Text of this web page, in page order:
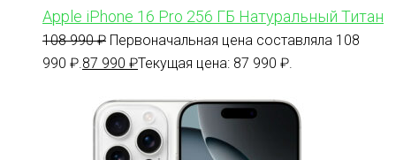
Apple iPhone 16 Pro 256 ГБ Натуральный Титан
108 990₽ Первоначальная цена составляла 108
990 ₽. 87 990 ₽Текущая цена: 87 990 ₽.